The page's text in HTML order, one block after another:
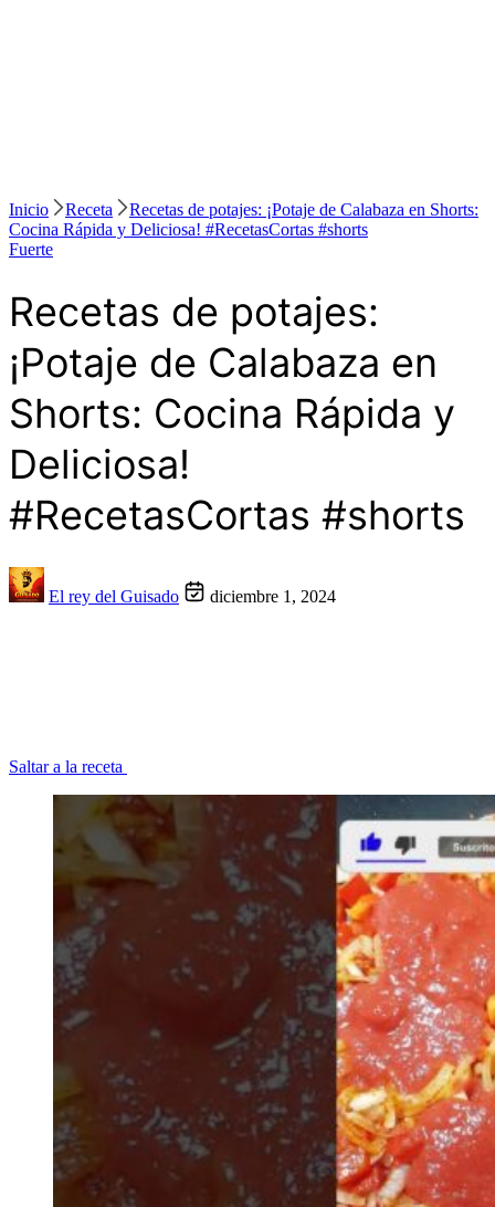
Inicio Receta
Recetas de potajes: ¡Potaje de Calabaza en Shorts:
Cocina Rápida y Deliciosa! #RecetasCortas #shorts
Fuerte
Recetas de potajes:
¡Potaje de Calabaza en
Shorts: Cocina Rápida y
Deliciosa!
#RecetasCortas #shorts
El rey del Guisado diciembre 1, 2024
Saltar a la receta